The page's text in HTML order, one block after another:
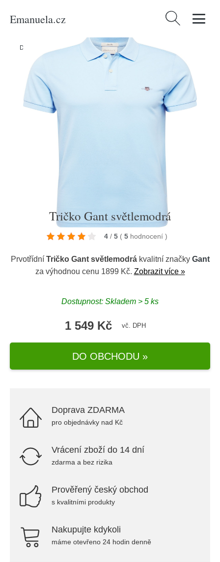
Emanuela.cz Vyhledávání
Domů Produkty/Muži Tričko Gant světlemodrá
Tričko Gant světlemodrá
4 / 5 ( 5 hodnocení )
Prvotřídní Tričko Gant světlemodrákvalitní značky Gant
za výhodnou cenu 1899 Kč. Zobrazit více »
Dostupnost: Skladem > 5 ks
1 549 Kč vč. DPH
DO OBCHODU »
Doprava ZDARMA
pro objednávky nad Kč
Vrácení zboží do 14 dní
zdarma a bez rizika
Prověřený český obchod
s kvalitními produkty
Nakupujte kdykoli
máme otevřeno 24 hodin denně